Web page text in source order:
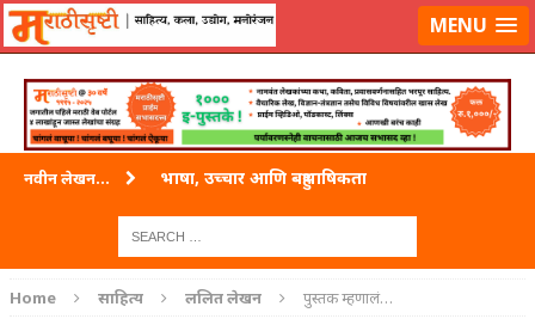
लॉग-इन करा|लेखक नोंदणी कराMENU
नवीन लेखन... भाषा, उच्चार आणि बहुभाषिकता
ताम्र – एक अफलातून धातू (COPPER)
Home साहित्य ललित लेखन पुस्तक म्हणालं…